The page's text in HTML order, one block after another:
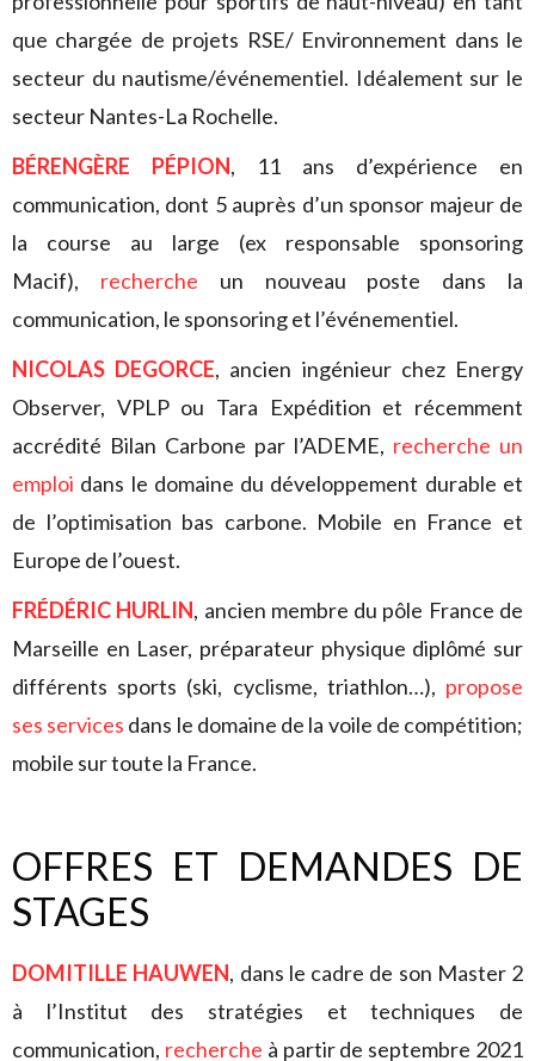
que chargée de projets RSE/ Environnement dans le
secteur du nautisme/événementiel. Idéalement sur le
secteur Nantes-La Rochelle.
BÉRENGÈRE PÉPION, 11 ans d’expérience en
communication, dont 5 auprès d’un sponsor majeur de
la course au large (ex responsable sponsoring
Macif), recherche un nouveau poste dans la
communication, le sponsoring et l’événementiel.
NICOLAS DEGORCE, ancien ingénieur chez Energy
Observer, VPLP ou Tara Expédition et récemment
accrédité Bilan Carbone par l’ADEME, recherche un
emploi dans le domaine du développement durable et
de l’optimisation bas carbone. Mobile en France et
Europe de l’ouest.
FRÉDÉRIC HURLIN, ancien membre du pôle France de
Marseille en Laser, préparateur physique diplômé sur
différents sports (ski, cyclisme, triathlon…), propose
ses services dans le domaine de la voile de compétition;
mobile sur toute la France.
OFFRES ET DEMANDES DE
STAGES
DOMITILLE HAUWEN, dans le cadre de son Master 2
à l’Institut des stratégies et techniques de
communication, recherche à partir de septembre 2021